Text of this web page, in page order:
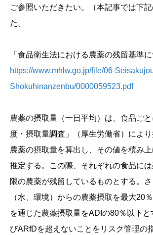
ご参照いただきたい。（本記事では下
た。
「食品衛生法における農薬の残留基準に
https://www.mhlw.go.jp/file/06-
Shokuhinanzenbu/0000059523.pdf
農薬の摂取量（一日平均）は、食品ご
度・摂取量調査」（厚生労働省）によ
農薬の摂取量を算出し、その値を積み
推定する。この際、それぞれの食品に
限の農薬が残留しているものとする。
（水、環境）からの農薬摂取を最大20
を通じた農薬摂取量をADIの80％以下と
びARfDを超えないことをリスク管理の